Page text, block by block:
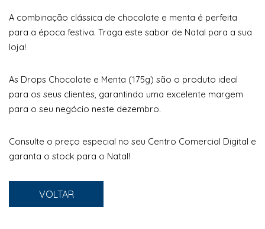
A combinação clássica de chocolate e menta é perfeita
para a época festiva. Traga este sabor de Natal para a sua
loja!
As Drops Chocolate e Menta (175g) são o produto ideal
para os seus clientes, garantindo uma excelente margem
para o seu negócio neste dezembro.
Consulte o preço especial no seu Centro Comercial Digital e
garanta o stock para o Natal!
VOLTAR